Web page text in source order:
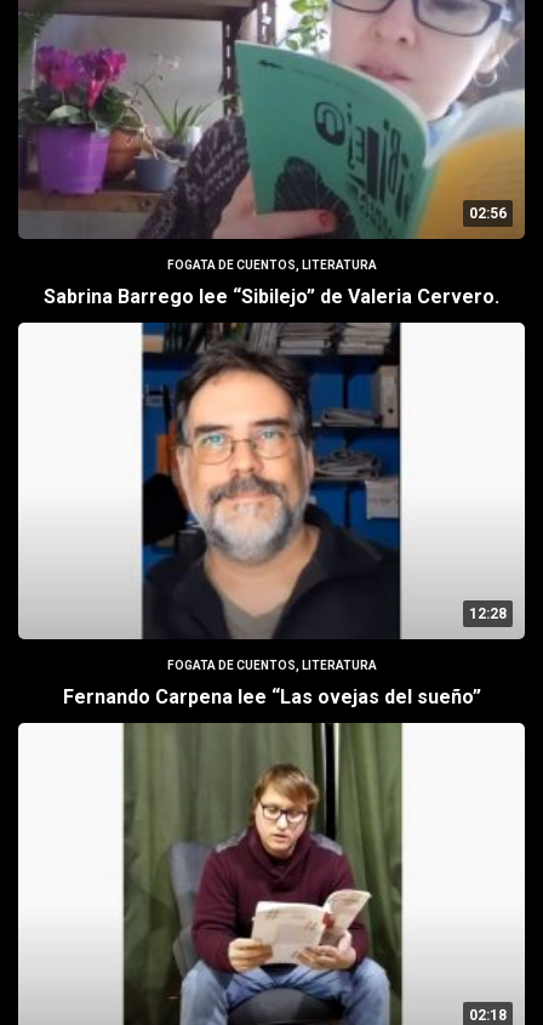
02:56
FOGATA DE CUENTOS LITERATURA
Sabrina Barrego lee “Sibilejo” de Valeria Cervero.
12:28
FOGATA DE CUENTOS, LITERATURA
Fernando Carpena lee “Las ovejas del sueño”
02:18